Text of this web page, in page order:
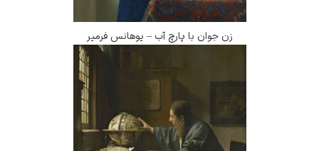
زن جوان با پارچ آب – یوهانس فرمیر